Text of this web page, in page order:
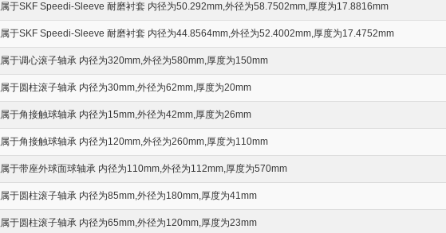
属于SKF Speedi-Sleeve 耐磨衬套 内径为50.292mm,外径为58.7502mm,厚度为17.8816mm
属于SKF Speedi-Sleeve 耐磨衬套 内径为44.8564mm,外径为52.4002mm,厚度为17.4752mm
属于调心滚子轴承 内径为320mm,外径为580mm,厚度为150mm
属于圆柱滚子轴承 内径为30mm,外径为62mm,厚度为20mm
属于角接触球轴承 内径为15mm,外径为42mm,厚度为26mm
属于角接触球轴承 内径为120mm,外径为260mm,厚度为110mm
属于带座外球面球轴承 内径为110mm,外径为112mm,厚度为570mm
属于圆柱滚子轴承 内径为85mm,外径为180mm,厚度为41mm
属于圆柱滚子轴承 内径为65mm,外径为120mm,厚度为23mm